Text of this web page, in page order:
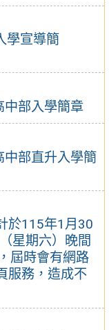
學宣導簡
中部入學簡章
部直升入學簡
於115年1月30
星期六）晚間
屆時會有網路
服務，造成不